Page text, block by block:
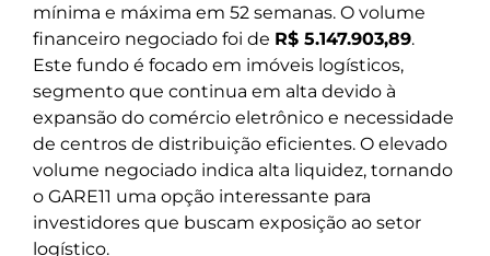
mínima e máxima em 52 semanas. O volume
financeiro negociado foi de R$ 5.147.903,89.
Este fundo é focado em imóveis logísticos,
segmento que continua em alta devido à
expansão do comércio eletrônico e necessidade
de centros de distribuição eficientes. O elevado
volume negociado indica alta liquidez, tornando
o GARE11 uma opção interessante para
investidores que buscam exposição ao setor
logístico.